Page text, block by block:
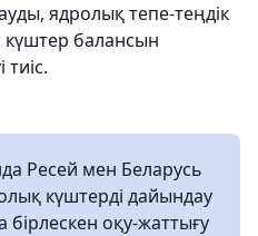
ядролық тепе-теңдік
күштер балансын
Ресей мен Беларусь
күштерді дайындау
оқу-жаттығу